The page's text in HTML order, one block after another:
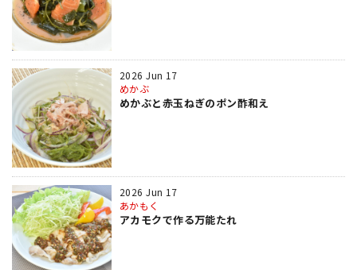
2026 Jun 17
めかぶ
めかぶと赤玉ねぎのポン酢和え
2026 Jun 17
あかもく
アカモクで作る万能たれ